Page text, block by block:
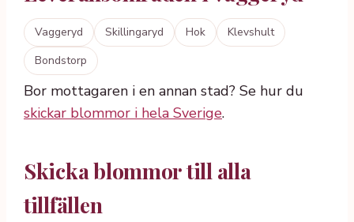
Vaggeryd Skillingaryd Hok
Klevshult
Bondstorp
Bor mottagaren i en annan stad? Se hur du
skickar blommor i hela Sverige.
Skicka blommor till alla
tillfällen